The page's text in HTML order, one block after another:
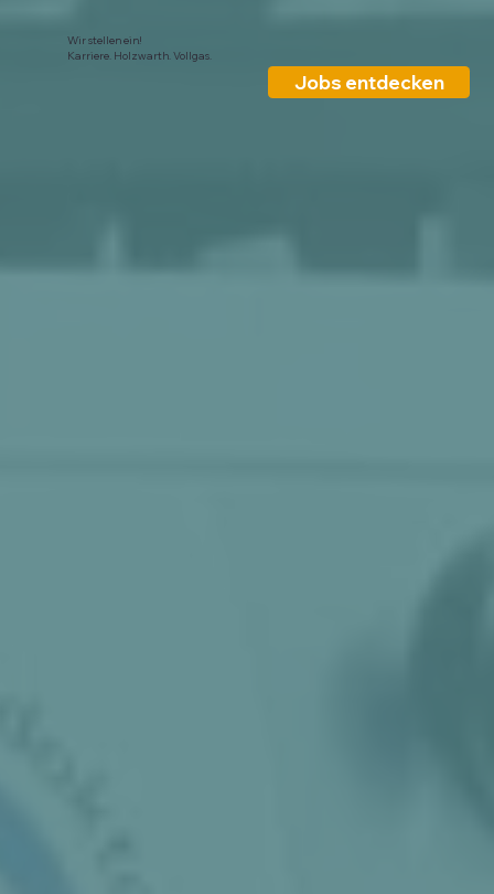
Wir stellen ein!
Karriere. Holzwarth. Vollgas.
Jobs entdecken